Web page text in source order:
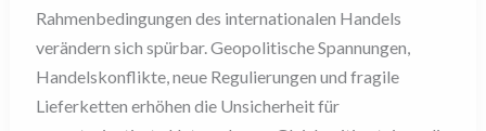
Rahmenbedingungen des internationalen Handels
verändern sich spürbar. Geopolitische Spannungen,
Handelskonflikte, neue Regulierungen und fragile
Lieferketten erhöhen die Unsicherheit für